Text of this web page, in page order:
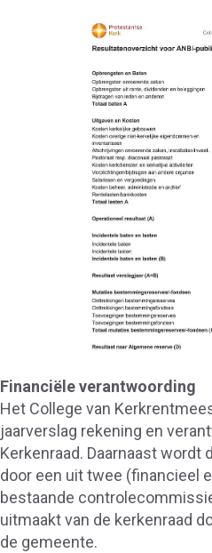
Financiële verantwoording
Het College van
jaarverslag rekening en
Kerkenraad. Daarnaast wordt
door een uit twee (financieel
bestaande
uitmaakt van de kerkenraad
de gemeente.